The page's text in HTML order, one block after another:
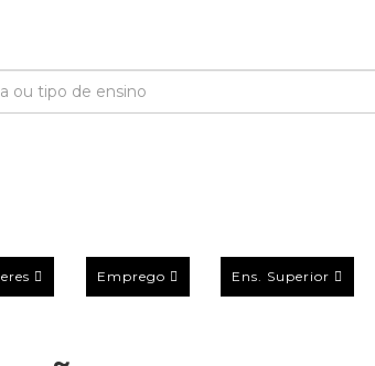
Emprego Ens. Superior